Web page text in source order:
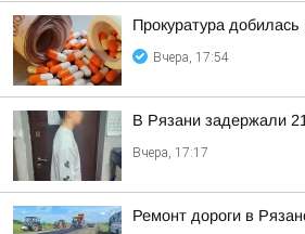
Прокуратура
Вчера, 17:54
В Рязани задержали
Вчера, 17:17
Ремонт дороги в